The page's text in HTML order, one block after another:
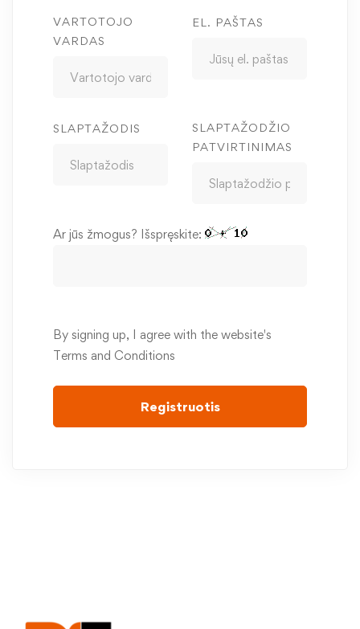
VARTOTOJO
VARDAS
EL. PAŠTAS
SLAPTAŽODIS
SLAPTAŽODŽIO
PATVIRTINIMAS
Ar jūs žmogus? Išspręskite:
By signing up, I agree with the website's
Terms and Conditions
Registruotis